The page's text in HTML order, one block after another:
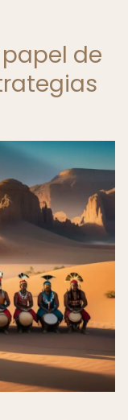
papel de